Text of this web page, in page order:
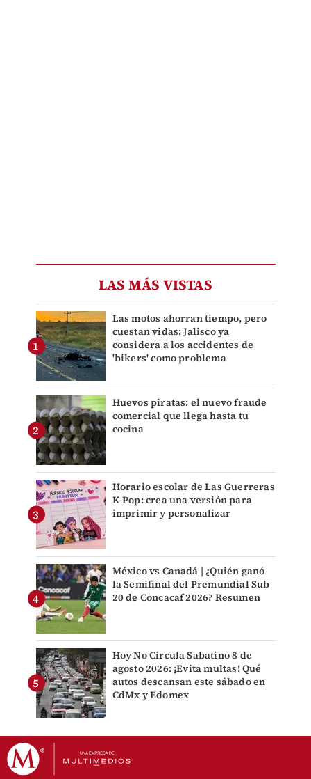
LAS MÁS VISTAS
Las motos ahorran tiempo, pero
cuestan vidas: Jalisco ya
considera a los accidentes de
'bikers' como problema
Huevos piratas: el nuevo fraude
comercial que llega hasta tu
cocina
Horario escolar de Las Guerreras
K-Pop: crea una versión para
imprimir y personalizar
México vs Canadá | ¿Quién ganó
la Semifinal del Premundial Sub
20 de Concacaf 2026? Resumen
Hoy No Circula Sabatino 8 de
agosto 2026: ¡Evita multas! Qué
autos descansan este sábado en
CdMx y Edomex